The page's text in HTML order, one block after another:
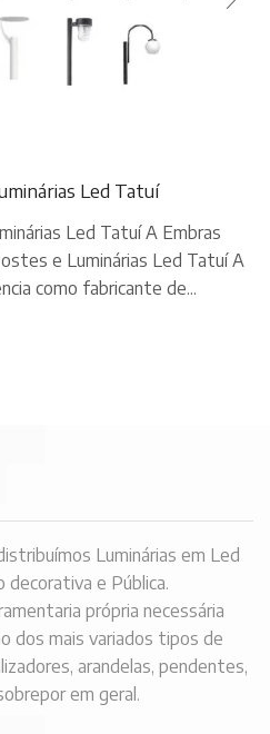
Led Tatuí
Led Tatuí A Embras
e Luminárias Led Tatuí A
como fabricante de...
Luminárias em Led
decorativa e Pública.
própria necessária
dos mais variados tipos de
arandelas, pendentes,
em geral.